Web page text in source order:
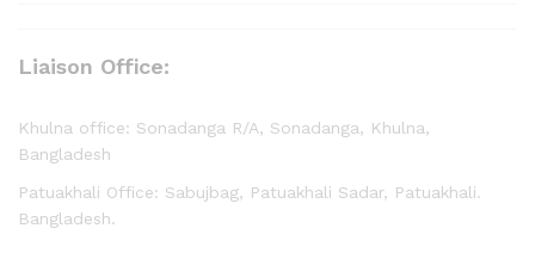
Liaison Office:
Khulna office: Sonadanga R/A, Sonadanga, Khulna,
Bangladesh
Patuakhali Office: Sabujbag, Patuakhali Sadar, Patuakhali.
Bangladesh.